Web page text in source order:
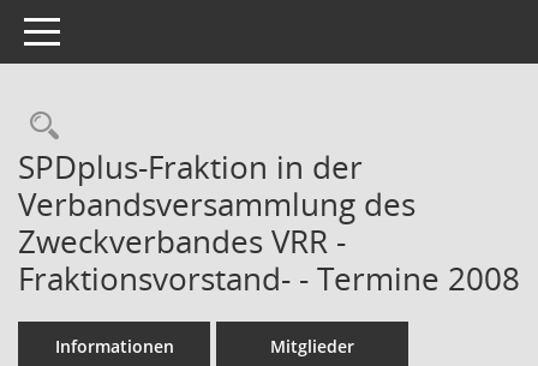
Toggle navigation
Rechercheauswahl
SPDplus-Fraktion in der
Verbandsversammlung des
Zweckverbandes VRR -
Fraktionsvorstand- - Termine 2008
Informationen Mitglieder